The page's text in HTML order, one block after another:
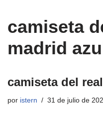
camiseta
madrid
camiseta del
por istern 31 de julio de